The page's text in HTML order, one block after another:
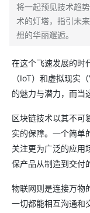
将一起预见技术趋
术的灯塔，指引未
想的华丽邂逅。
在这个飞速发展的时
（IoT）和虚拟现实
的魅力与潜力，而当
区块链技术以其不可
实的保障。一个简单
关注更为广泛的应用
保产品从制造到交付
物联网则是连接万物
一切都能相互沟通和